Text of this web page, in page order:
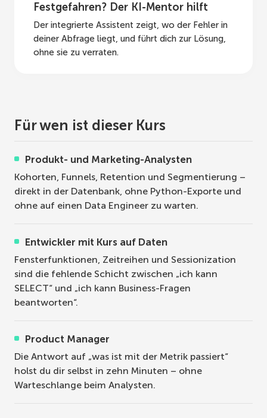
Festgefahren? Der KI-Mentor hilft
Der integrierte Assistent zeigt, wo der Fehler in
deiner Abfrage liegt, und führt dich zur Lösung,
ohne sie zu verraten.
Für wen ist dieser Kurs
Produkt- und Marketing-Analysten
Kohorten, Funnels, Retention und Segmentierung –
direkt in der Datenbank, ohne Python-Exporte und
ohne auf einen Data Engineer zu warten.
Entwickler mit Kurs auf Daten
Fensterfunktionen, Zeitreihen und Sessionization
sind die fehlende Schicht zwischen „ich kann
SELECT“ und „ich kann Business-Fragen
beantworten“.
Product Manager
Die Antwort auf „was ist mit der Metrik passiert“
holst du dir selbst in zehn Minuten – ohne
Warteschlange beim Analysten.